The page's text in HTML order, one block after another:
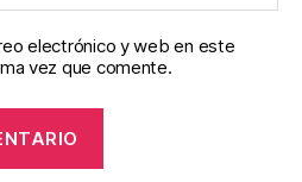
electrónico y web en este
vez que comente.